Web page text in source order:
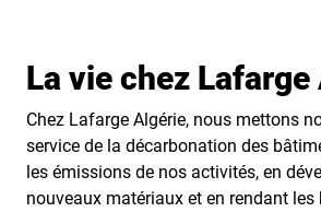
La vie chez
Chez Lafarge Algérie, nous mettons
service de la décarbonation des
les émissions de nos activités, en
nouveaux matériaux et en rendant